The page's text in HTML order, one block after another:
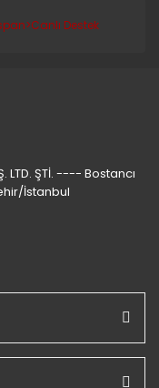
LTD. ŞTİ. ---- Bostancı
İstanbul